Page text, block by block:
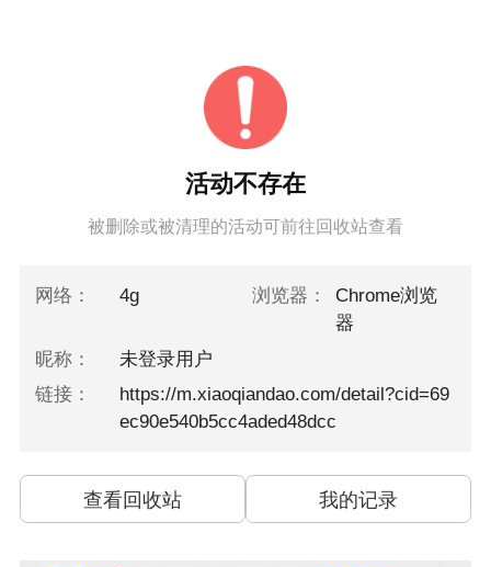
活动不存在
被删除或被清理的活动可前往回收站查看
网络： 4g 浏览器：
Chrome浏览
器
昵称：
未登录用户
链接：
https://m.xiaoqiandao.com/detail?cid=69
ec90e540b5cc4aded48dcc
查看回收站 我的记录